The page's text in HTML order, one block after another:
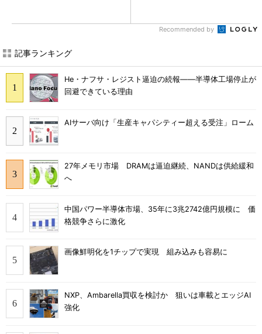
Recommended by
記事ランキング
He・ナフサ・レジスト逼迫の続報――半導体工場停止が
回避できている理由
AIサーバ向け「生産キャパシティー超える受注」ローム
27年メモリ市場 DRAMは逼迫継続、NANDは供給緩和
へ
中国パワー半導体市場、35年に3兆2742億円規模に 価
格競争さらに激化
画像鮮明化を1チップで実現 組み込みも容易に
NXP、Ambarella買収を検討か 狙いは車載とエッジAI
強化